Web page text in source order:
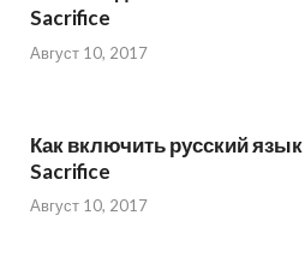
Sacrifice
Август 10, 2017
Как включить русский язык
Sacrifice
Август 10, 2017